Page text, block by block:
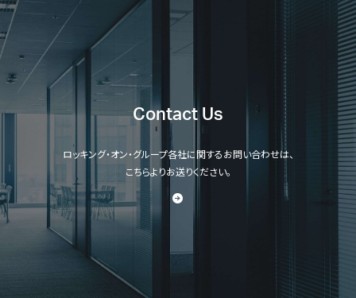
Contact Us
ロッキング・オン・グループ各社に関するお問い合わせは、
こちらよりお送りください。